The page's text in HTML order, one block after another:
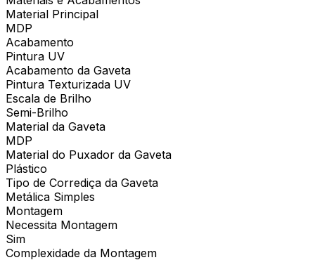
Material Principal
MDP
Acabamento
Pintura UV
Acabamento da Gaveta
Pintura Texturizada UV
Escala de Brilho
Semi-Brilho
Material da Gaveta
MDP
Material do Puxador da Gaveta
Plástico
Tipo de Corrediça da Gaveta
Metálica Simples
Montagem
Necessita Montagem
Sim
Complexidade da Montagem